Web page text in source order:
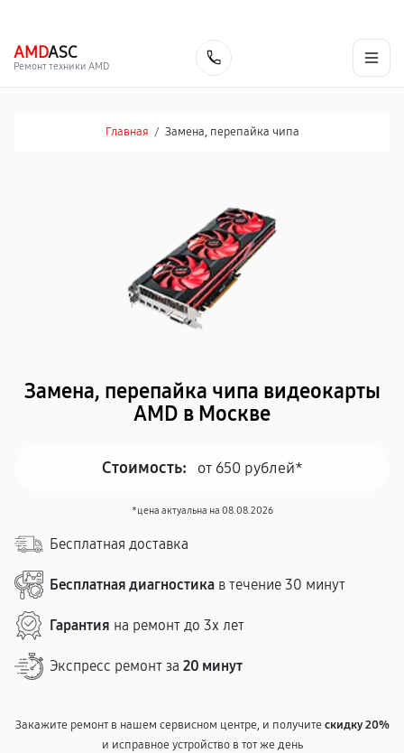
AMDASC
Ремонт техники AMD
Главная / Замена, перепайка чипа
Замена, перепайка чипа видеокарты
AMD в Москве
Стоимость: от 650 рублей*
*цена актуальна на 08.08.2026
Бесплатная доставка
Бесплатная диагностика в течение 30 минут
Гарантия на ремонт до 3х лет
Экспресс ремонт за 20 минут
Закажите ремонт в нашем сервисном центре, и получитескидку 20%
и исправное устройство в тот же день